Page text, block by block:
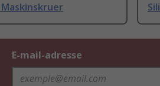
E-mail-adresse